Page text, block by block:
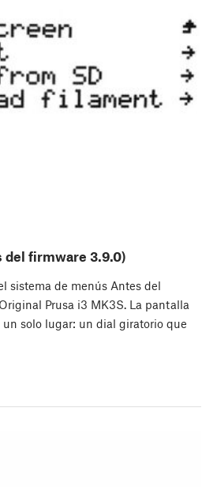
del firmware 3.9.0)
sistema de menús Antes del
Prusa i3 MK3S. La pantalla
un solo lugar: un dial giratorio que